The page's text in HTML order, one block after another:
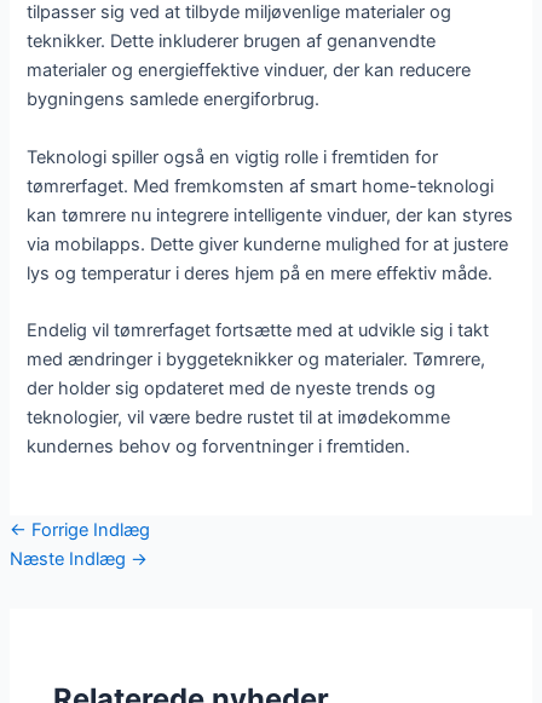
tilpasser sig ved at tilbyde miljøvenlige materialer og
teknikker. Dette inkluderer brugen af genanvendte
materialer og energieffektive vinduer, der kan reducere
bygningens samlede energiforbrug.
Teknologi spiller også en vigtig rolle i fremtiden for
tømrerfaget. Med fremkomsten af smart home-teknologi
kan tømrere nu integrere intelligente vinduer, der kan styres
via mobilapps. Dette giver kunderne mulighed for at justere
lys og temperatur i deres hjem på en mere effektiv måde.
Endelig vil tømrerfaget fortsætte med at udvikle sig i takt
med ændringer i byggeteknikker og materialer. Tømrere,
der holder sig opdateret med de nyeste trends og
teknologier, vil være bedre rustet til at imødekomme
kundernes behov og forventninger i fremtiden.
← Forrige Indlæg
Næste Indlæg →